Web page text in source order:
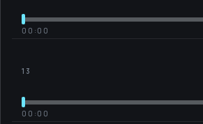
00:00
13
00:00